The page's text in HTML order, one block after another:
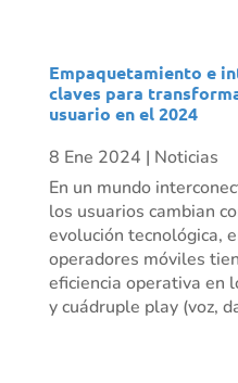
Empaquetamiento e
claves para
usuario en el 2024
8 Ene 2024 | Noticias
En un mundo
los usuarios cambian
evolución tecnológica,
operadores móviles
eficiencia operativa en
y cuádruple play (voz,